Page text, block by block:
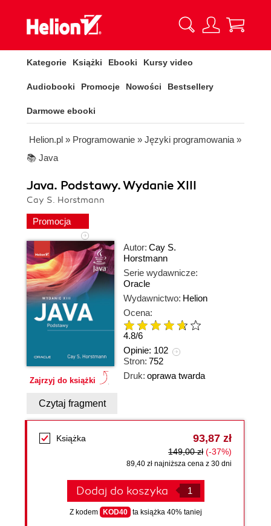
Kategorie Książki Ebooki Kursy video
Audiobooki Promocje Nowości Bestsellery
Darmowe ebooki
Helion.pl » Programowanie » Języki programowania »
📚 Java
Java. Podstawy. Wydanie XIII
Cay S. Horstmann
Promocja
Zajrzyj do książki
Autor: Cay S.
Horstmann
Serie wydawnicze:
Oracle
Wydawnictwo: Helion
Ocena:
4.8/6
Opinie: 102
Stron: 752
Druk: oprawa twarda
Czytaj fragment
Książka 93,87 zł
149,00 zł (-37%)
89,40 zł najniższa cena z 30 dni
Dodaj do koszyka
Z kodem KOD40 ta książka 40% taniej